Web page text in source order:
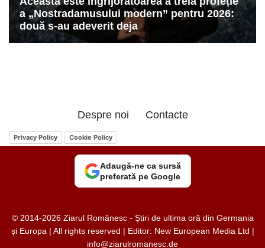
Despre noi Contacte
Privacy Policy Cookie Policy
Adaugă-ne ca sursă
preferată pe Google
© 2014-2026 Ziarul Românesc - Știri de ultima oră din Germania
și Europa | All rights reserved | Editor: New European Media Ltd |
info@ziarulromanesc.de